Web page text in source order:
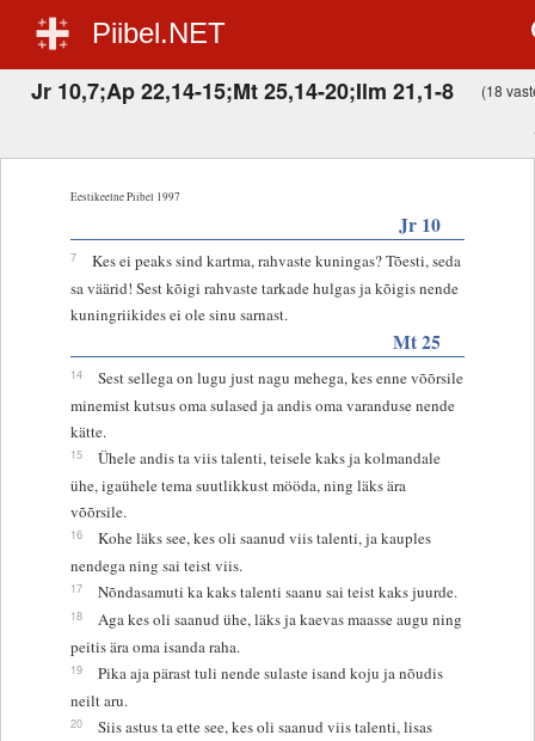
Piibel.NET
Jr 10,7;Ap 22,14-15;Mt 25,14-20;Ilm 21,1-8 (18
Eestikeelne Piibel 1997
Jr 10
7
Kes ei peaks sind kartma, rahvaste kuningas? Tõesti, seda
sa väärid! Sest kõigi rahvaste tarkade hulgas ja kõigis nende
kuningriikides ei ole sinu sarnast.
Mt 25
14
Sest sellega on lugu just nagu mehega, kes enne võõrsile
minemist kutsus oma sulased ja andis oma varanduse nende
kätte.
15
Ühele andis ta viis talenti, teisele kaks ja kolmandale
ühe, igaühele tema suutlikkust mööda, ning läks ära
võõrsile.
16
Kohe läks see, kes oli saanud viis talenti, ja kauples
nendega ning sai teist viis.
17 Nõndasamuti ka kaks talenti saanu sai teist kaks juurde.
18
Aga kes oli saanud ühe, läks ja kaevas maasse augu ning
peitis ära oma isanda raha.
19
Pika aja pärast tuli nende sulaste isand koju ja nõudis
neilt aru.
20
Siis astus ta ette see, kes oli saanud viis talenti, lisas